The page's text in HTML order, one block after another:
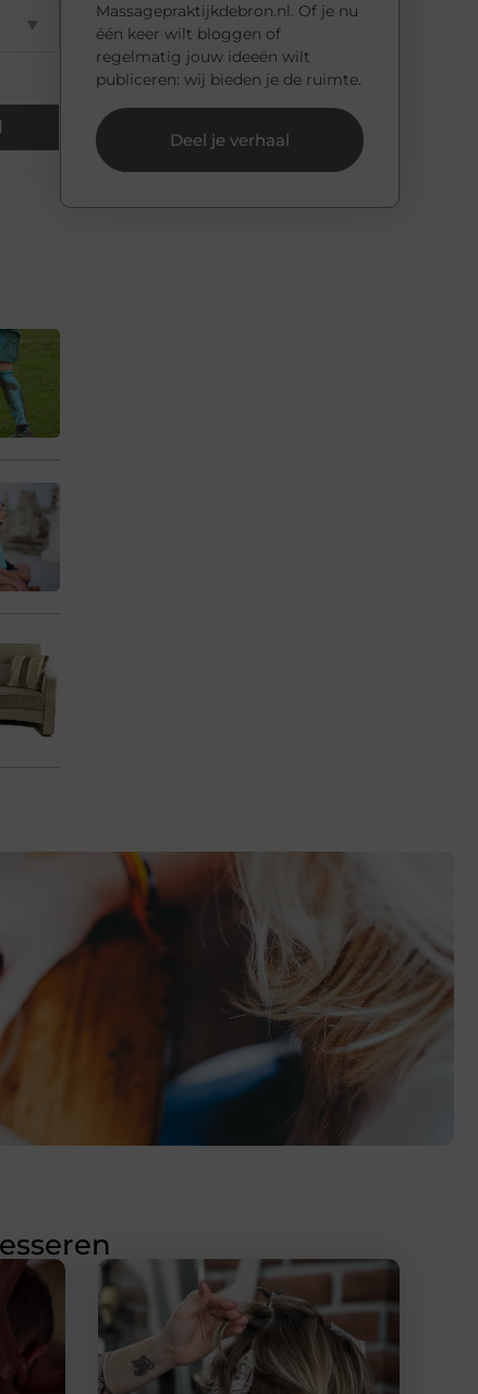
▼
Massagepraktijkdebron.nl. Of je nu
één keer wilt bloggen of
regelmatig jouw ideeën wilt
publiceren: wij bieden je de ruimte.
Deel je verhaal